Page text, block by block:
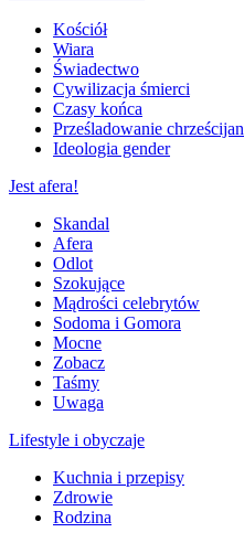
Kościół
Wiara
Świadectwo
Cywilizacja śmierci
Czasy końca
Prześladowanie chrześcijan
Ideologia gender
Jest afera!
Skandal
Afera
Odlot
Szokujące
Mądrości celebrytów
Sodoma i Gomora
Mocne
Zobacz
Taśmy
Uwaga
Lifestyle i obyczaje
Kuchnia i przepisy
Zdrowie
Rodzina